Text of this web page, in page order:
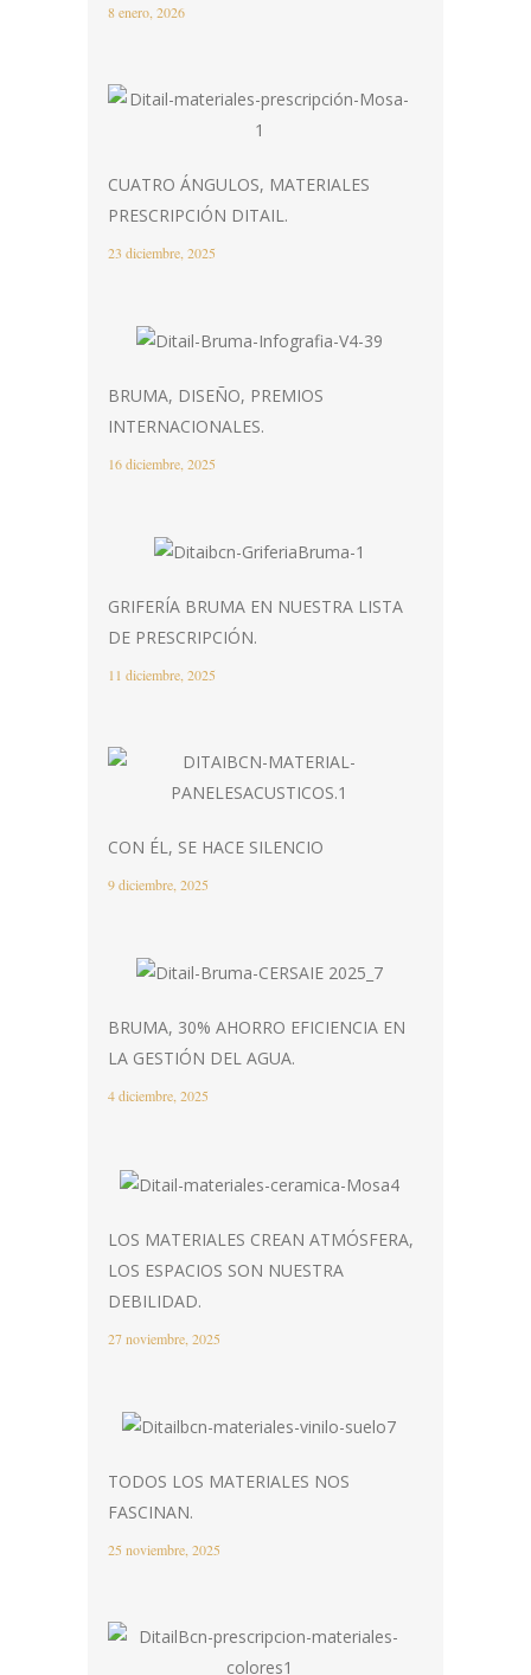
8 enero, 2026
CUATRO ÁNGULOS, MATERIALES
PRESCRIPCIÓN DITAIL.
23 diciembre, 2025
BRUMA, DISEÑO, PREMIOS
INTERNACIONALES.
16 diciembre, 2025
GRIFERÍA BRUMA EN NUESTRA LISTA
DE PRESCRIPCIÓN.
11 diciembre, 2025
CON ÉL, SE HACE SILENCIO
9 diciembre, 2025
BRUMA, 30% AHORRO EFICIENCIA EN
LA GESTIÓN DEL AGUA.
4 diciembre, 2025
LOS MATERIALES CREAN ATMÓSFERA,
LOS ESPACIOS SON NUESTRA
DEBILIDAD.
27 noviembre, 2025
TODOS LOS MATERIALES NOS
FASCINAN.
25 noviembre, 2025